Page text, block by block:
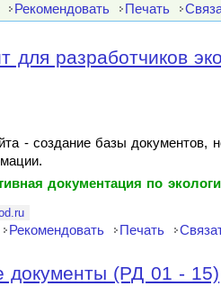
Рекомендовать Печать
для разработчиков
- создание базы документов,
документация по
Рекомендовать Печать
документы (РД 01 - 15)